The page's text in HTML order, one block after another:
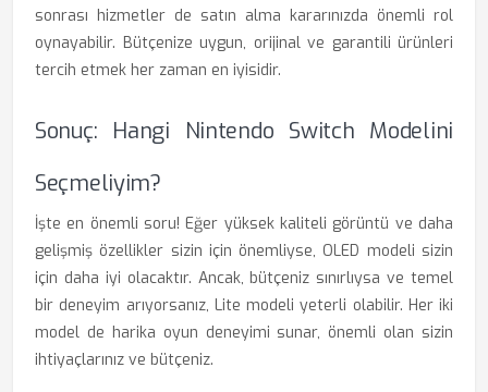
sonrası hizmetler de satın alma kararınızda önemli rol
oynayabilir. Bütçenize uygun, orijinal ve garantili ürünleri
tercih etmek her zaman en iyisidir.
Sonuç: Hangi Nintendo Switch Modelini
Seçmeliyim?
İşte en önemli soru! Eğer yüksek kaliteli görüntü ve daha
gelişmiş özellikler sizin için önemliyse, OLED modeli sizin
için daha iyi olacaktır. Ancak, bütçeniz sınırlıysa ve temel
bir deneyim arıyorsanız, Lite modeli yeterli olabilir. Her iki
model de harika oyun deneyimi sunar, önemli olan sizin
ihtiyaçlarınız ve bütçeniz.